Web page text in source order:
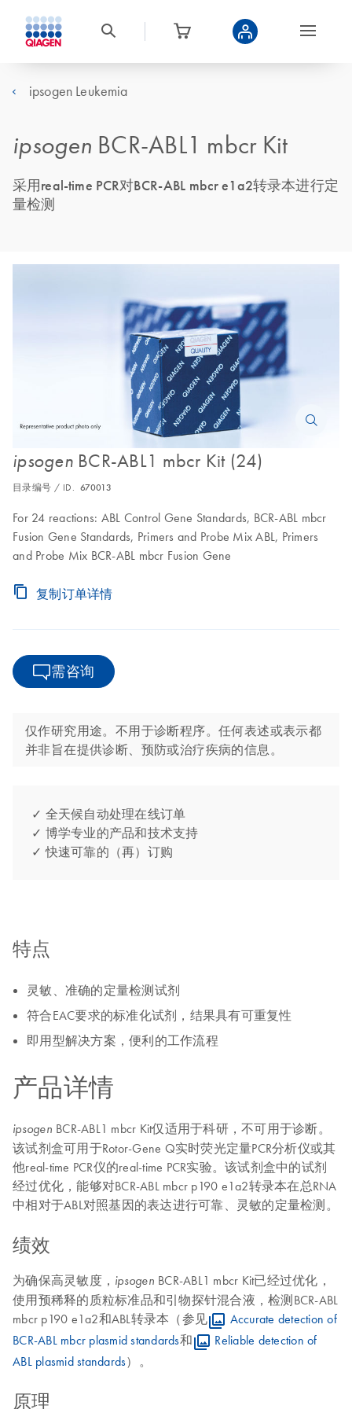
ipsogen Leukemia
ipsogen BCR-ABL1 mbcr Kit
采用real-time PCR对BCR-ABL mbcr e1a2转录本进行定
量检测
ipsogenBCR-ABL1 mbcr Kit (24)
目录编号 / ID. 670013
For 24 reactions: ABL Control Gene Standards, BCR-ABL mbcr
Fusion Gene Standards, Primers and Probe Mix ABL, Primers
and Probe Mix BCR-ABL mbcr Fusion Gene
复制订单详情
需咨询
仅作研究用途。不用于诊断程序。任何表述或表示都
并非旨在提供诊断、预防或治疗疾病的信息。
✓ 全天候自动处理在线订单
✓ 博学专业的产品和技术支持
✓ 快速可靠的（再）订购
特点
灵敏、准确的定量检测试剂
符合EAC要求的标准化试剂，结果具有可重复性
即用型解决方案，便利的工作流程
产品详情
ipsogen BCR-ABL1 mbcr Kit仅适用于科研，不可用于诊断。
该试剂盒可用于Rotor-Gene Q实时荧光定量PCR分析仪或其
他real-time PCR仪的real-time PCR实验。该试剂盒中的试剂
经过优化，能够对BCR-ABL mbcr p190 e1a2转录本在总RNA
中相对于ABL对照基因的表达进行可靠、灵敏的定量检测。
绩效
为确保高灵敏度， ipsogen BCR-ABL1 mbcr Kit已经过优化，
使用预稀释的质粒标准品和引物探针混合液，检测BCR-ABL
mbcr p190 e1a2和ABL转录本（参见
Accurate detection of
BCR-ABL mbcr plasmid standards和
Reliable detection of
ABL plasmid standards）。
原理